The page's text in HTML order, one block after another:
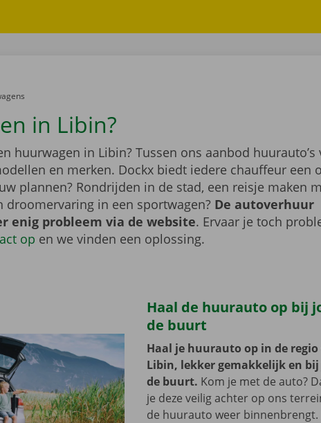
in Libin?
huurwagen in Libin? Tussen ons aanbod huurauto’s
en merken. Dockx biedt iedere chauffeur een
plannen? Rondrijden in de stad, een reisje maken
droomervaring in een sportwagen? De autoverhuur
enig probleem via de website. Ervaar je toch
op en we vinden een oplossing.
Haal de huurauto op bij
de buurt
Haal je huurauto op in de regio
Libin, lekker gemakkelijk en
de buurt. Kom je met de auto?
je deze veilig achter op ons
de huurauto weer binnenbrengt.